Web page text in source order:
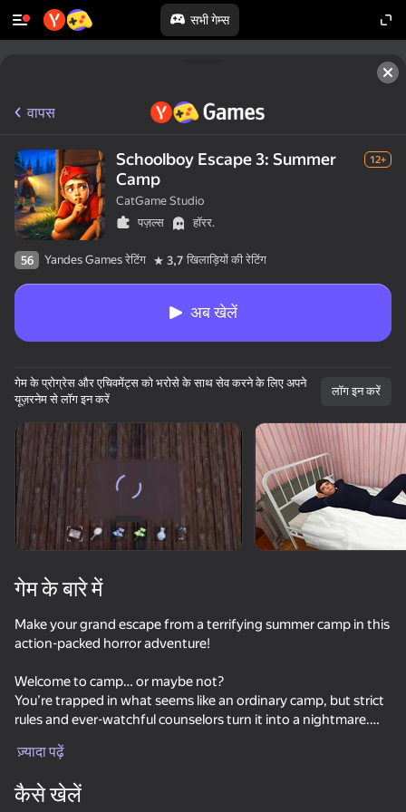
सभी गेम्स
डिवाइस घुमाएँ
यह गेम केवल लैंडस्केप
ओरिएंटेशन का समर्थन करता है
लोड हो रहा है
वापस
Schoolboy Escape 3: Summer
Camp
12+
CatGame Studio
पज़ल्स
हॉरर.
56 Yandes Games रेटिंग 3,7 खिलाड़ियों की रेटिंग
अब खेलें
गेम के प्रोग्रेस और एचिवमेंट्स को भरोसे के साथ सेव करने के लिए अपने
यूज़रनेम से लॉग इन करें
लॉग इन करें
गेम के बारे में
Make your grand escape from a terrifying summer camp in this
action-packed horror adventure!
Welcome to camp… or maybe not?
You’re trapped in what seems like an ordinary camp, but strict
rules and ever-watchful counselors turn it into a nightmare.
done. Guards patrol the area, exits are blocked, and the night
could be your last.
ज़्यादा पढ़ें
कैसे खेलें